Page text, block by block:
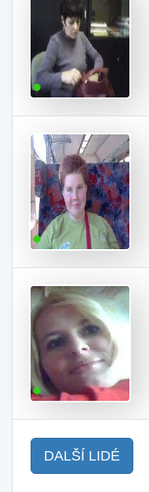
DALŠÍ LIDÉ